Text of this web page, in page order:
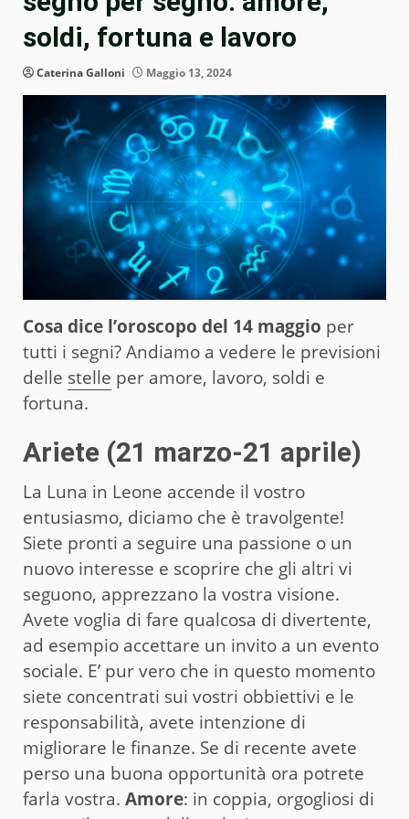
soldi, fortuna e lavoro
Caterina Galloni Maggio 13, 2024
Cosa dice l’oroscopo del 14 maggio per
tutti i segni? Andiamo a vedere le previsioni
delle stelle per amore, lavoro, soldi e
fortuna.
Ariete (21 marzo-21 aprile)
La Luna in Leone accende il vostro
entusiasmo, diciamo che è travolgente!
Siete pronti a seguire una passione o un
nuovo interesse e scoprire che gli altri vi
seguono, apprezzano la vostra visione.
Avete voglia di fare qualcosa di divertente,
ad esempio accettare un invito a un evento
sociale. E’ pur vero che in questo momento
siete concentrati sui vostri obbiettivi e le
responsabilità, avete intenzione di
migliorare le finanze. Se di recente avete
perso una buona opportunità ora potrete
farla vostra. Amore: in coppia, orgogliosi di